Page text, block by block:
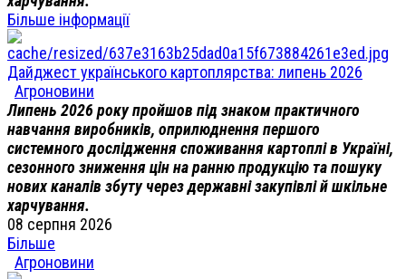
Більше інформації
Дайджест українського картоплярства: липень 2026
Агроновини
Липень 2026 року пройшов під знаком практичного
навчання виробників, оприлюднення першого
системного дослідження споживання картоплі в Україні,
сезонного зниження цін на ранню продукцію та пошуку
нових каналів збуту через державні закупівлі й шкільне
харчування.
08 серпня 2026
Більше
Агроновини